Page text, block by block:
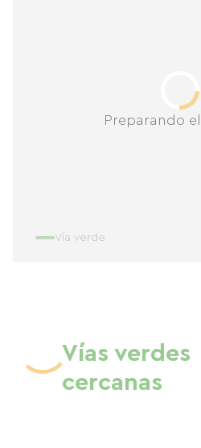
Preparando el
Vía verde
Vías verdes
cercanas